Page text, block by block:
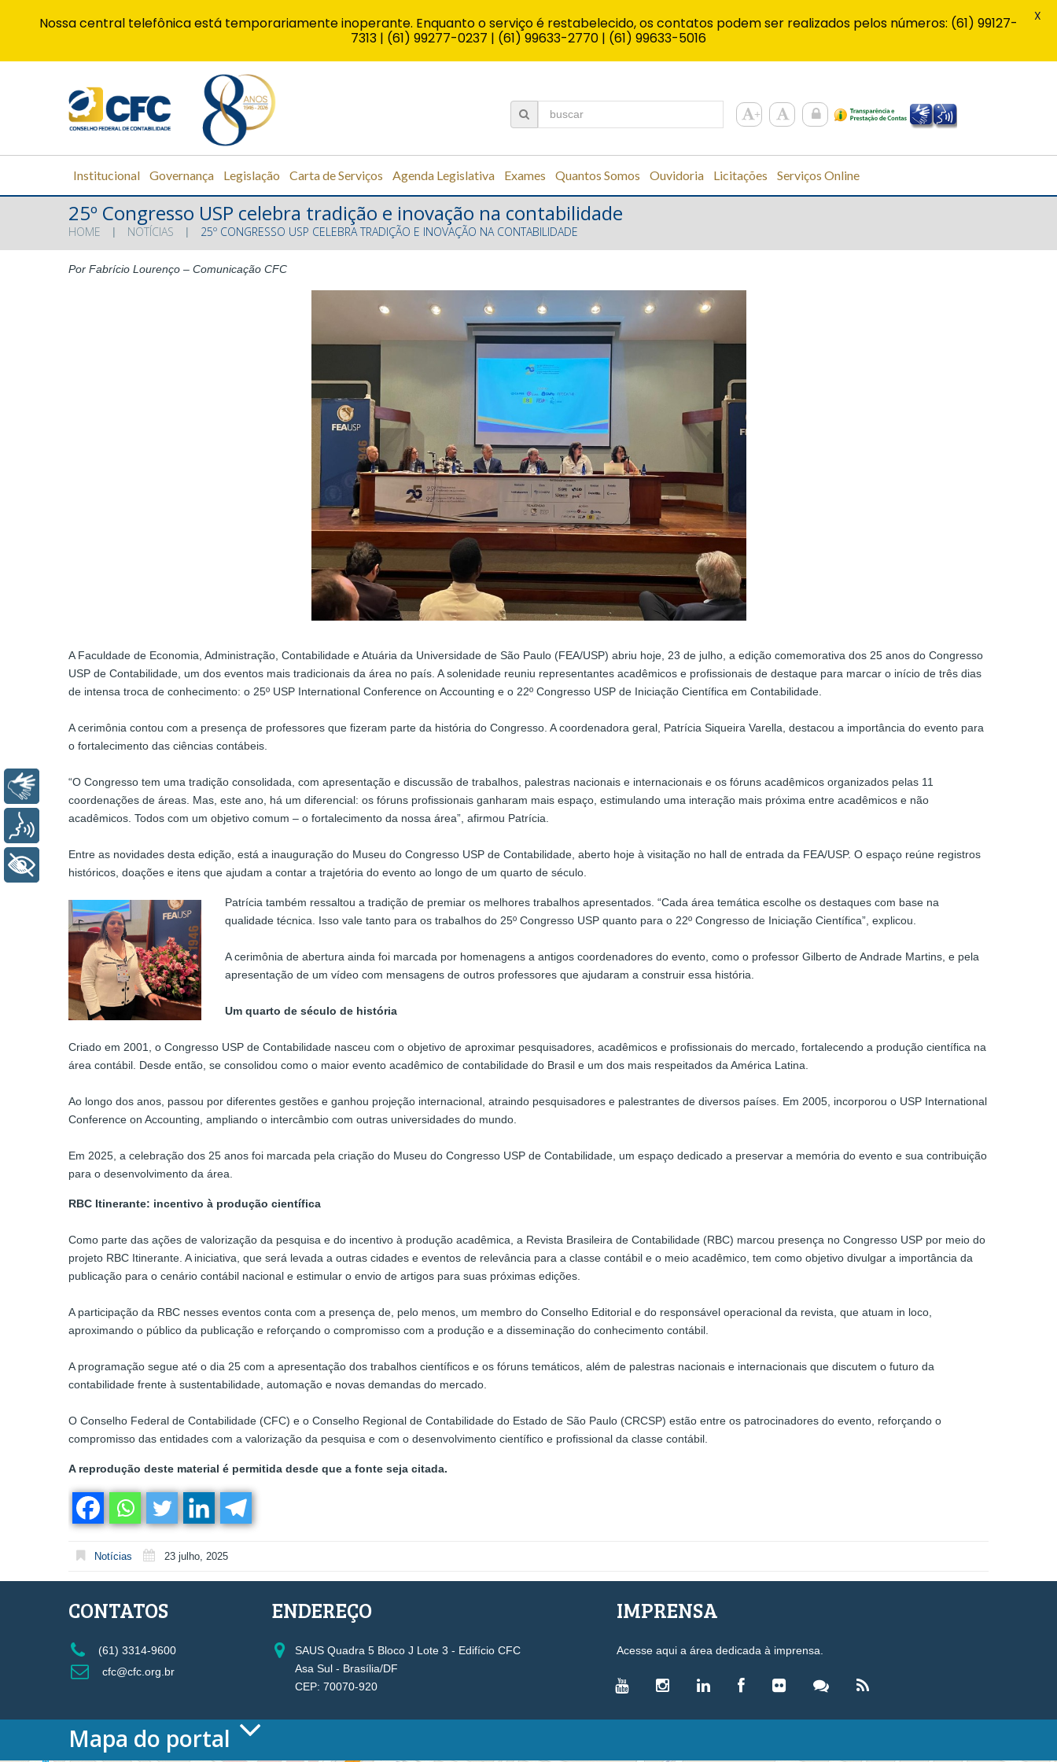
Institucional Governança Legislação Carta de Serviços Agenda Legislativa Exames Quantos Somos Ouvidoria Licitações Serviços Online
25º Congresso USP celebra tradição e inovação na contabilidade
HOME NOTÍCIAS 25º CONGRESSO USP CELEBRA TRADIÇÃO E INOVAÇÃO NA CONTABILIDADE
Por Fabrício Lourenço – Comunicação CFC
A Faculdade de Economia, Administração, Contabilidade e Atuária da Universidade de São Paulo (FEA/USP) abriu hoje, 23 de julho, a edição comemorativa dos 25 anos do Congresso
USP de Contabilidade, um dos eventos mais tradicionais da área no país. A solenidade reuniu representantes acadêmicos e profissionais de destaque para marcar o início de três dias
de intensa troca de conhecimento: o 25º USP International Conference on Accounting e o 22º Congresso USP de Iniciação Científica em Contabilidade.
A cerimônia contou com a presença de professores que fizeram parte da história do Congresso. A coordenadora geral, Patrícia Siqueira Varella, destacou a importância do evento para
o fortalecimento das ciências contábeis.
“O Congresso tem uma tradição consolidada, com apresentação e discussão de trabalhos, palestras nacionais e internacionais e os fóruns acadêmicos organizados pelas 11
coordenações de áreas. Mas, este ano, há um diferencial: os fóruns profissionais ganharam mais espaço, estimulando uma interação mais próxima entre acadêmicos e não
acadêmicos. Todos com um objetivo comum – o fortalecimento da nossa área”, afirmou Patrícia.
Entre as novidades desta edição, está a inauguração do Museu do Congresso USP de Contabilidade, aberto hoje à visitação no hall de entrada da FEA/USP. O espaço reúne registros
históricos, doações e itens que ajudam a contar a trajetória do evento ao longo de um quarto de século.
Patrícia também ressaltou a tradição de premiar os melhores trabalhos apresentados. “Cada área temática escolhe os destaques com base na
qualidade técnica. Isso vale tanto para os trabalhos do 25º Congresso USP quanto para o 22º Congresso de Iniciação Científica”, explicou.
A cerimônia de abertura ainda foi marcada por homenagens a antigos coordenadores do evento, como o professor Gilberto de Andrade Martins, e pela
apresentação de um vídeo com mensagens de outros professores que ajudaram a construir essa história.
Um quarto de século de história
Criado em 2001, o Congresso USP de Contabilidade nasceu com o objetivo de aproximar pesquisadores, acadêmicos e profissionais do mercado, fortalecendo a produção científica na
área contábil. Desde então, se consolidou como o maior evento acadêmico de contabilidade do Brasil e um dos mais respeitados da América Latina.
Ao longo dos anos, passou por diferentes gestões e ganhou projeção internacional, atraindo pesquisadores e palestrantes de diversos países. Em 2005, incorporou o USP International
Conference on Accounting, ampliando o intercâmbio com outras universidades do mundo.
Em 2025, a celebração dos 25 anos foi marcada pela criação do Museu do Congresso USP de Contabilidade, um espaço dedicado a preservar a memória do evento e sua contribuição
para o desenvolvimento da área.
RBC Itinerante: incentivo à produção científica
Como parte das ações de valorização da pesquisa e do incentivo à produção acadêmica, a Revista Brasileira de Contabilidade (RBC) marcou presença no Congresso USP por meio do
projeto RBC Itinerante. A iniciativa, que será levada a outras cidades e eventos de relevância para a classe contábil e o meio acadêmico, tem como objetivo divulgar a importância da
publicação para o cenário contábil nacional e estimular o envio de artigos para suas próximas edições.
A participação da RBC nesses eventos conta com a presença de, pelo menos, um membro do Conselho Editorial e do responsável operacional da revista, que atuam in loco,
aproximando o público da publicação e reforçando o compromisso com a produção e a disseminação do conhecimento contábil.
A programação segue até o dia 25 com a apresentação dos trabalhos científicos e os fóruns temáticos, além de palestras nacionais e internacionais que discutem o futuro da
contabilidade frente à sustentabilidade, automação e novas demandas do mercado.
O Conselho Federal de Contabilidade (CFC) e o Conselho Regional de Contabilidade do Estado de São Paulo (CRCSP) estão entre os patrocinadores do evento, reforçando o
compromisso das entidades com a valorização da pesquisa e com o desenvolvimento científico e profissional da classe contábil.
A reprodução deste material é permitida desde que a fonte seja citada.
Notícias 23 julho, 2025
CONTATOS
(61) 3314-9600
cfc@cfc.org.br
ENDEREÇO
SAUS Quadra 5 Bloco J Lote 3 - Edifício CFC
Asa Sul - Brasília/DF
CEP: 70070-920
IMPRENSA
Acesse aqui a área dedicada à imprensa.
Mapa do portal
Nossa central telefônica está temporariamente inoperante. Enquanto o serviço é restabelecido, os contatos podem ser realizados pelos números: (61) 99127-
7313 | (61) 99277-0237 | (61) 99633-2770 | (61) 99633-5016
X
Libras
Voz